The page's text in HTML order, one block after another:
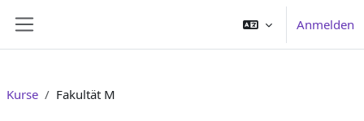
Anmelden
Kurse Fakultät M